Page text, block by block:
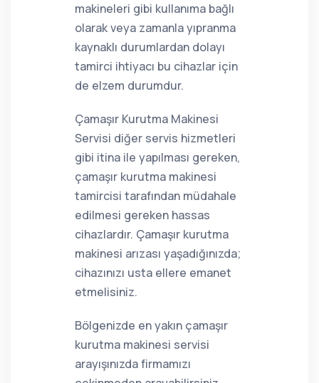
makineleri gibi kullanıma bağlı
olarak veya zamanla yıpranma
kaynaklı durumlardan dolayı
tamirci ihtiyacı bu cihazlar için
de elzem durumdur.
Çamaşır Kurutma Makinesi
Servisi diğer servis hizmetleri
gibi itina ile yapılması gereken,
çamaşır kurutma makinesi
tamircisi tarafından müdahale
edilmesi gereken hassas
cihazlardır. Çamaşır kurutma
makinesi arızası yaşadığınızda;
cihazınızı usta ellere emanet
etmelisiniz.
Bölgenizde en yakın çamaşır
kurutma makinesi servisi
arayışınızda firmamızı